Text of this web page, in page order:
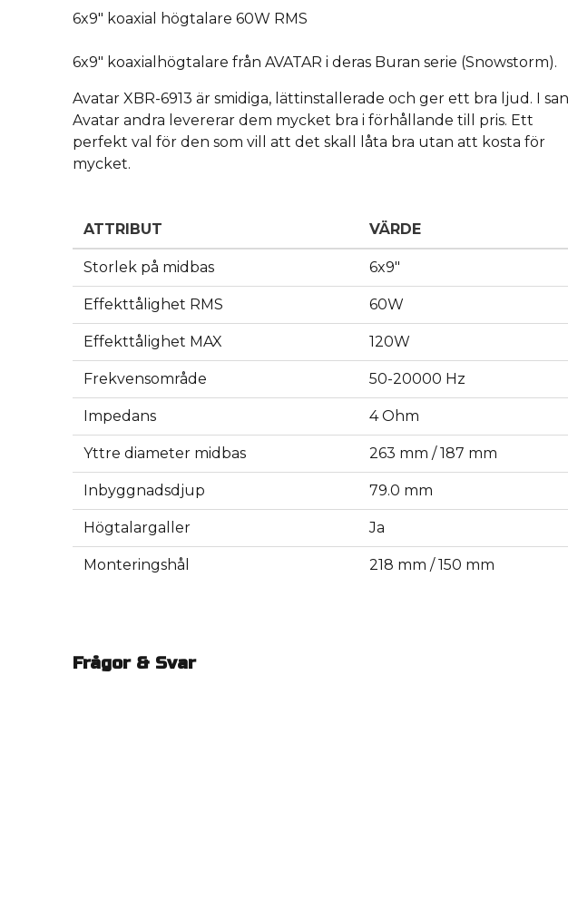
6x9" koaxial högtalare 60W RMS
6x9" koaxialhögtalare från AVATAR i deras Buran serie (Snowstorm).
Avatar XBR-6913 är smidiga, lättinstallerade och ger ett bra ljud. I
Avatar andra levererar dem mycket bra i förhållande till pris. Ett
perfekt val för den som vill att det skall låta bra utan att kosta för
mycket.
ATTRIBUT VÄRDE
Storlek på midbas 6x9"
Effekttålighet RMS 60W
Effekttålighet MAX 120W
Frekvensområde 50-20000 Hz
Impedans 4 Ohm
Yttre diameter midbas 263 mm / 187 mm
Inbyggnadsdjup 79.0 mm
Högtalargaller Ja
Monteringshål 218 mm / 150 mm
Frågor & Svar